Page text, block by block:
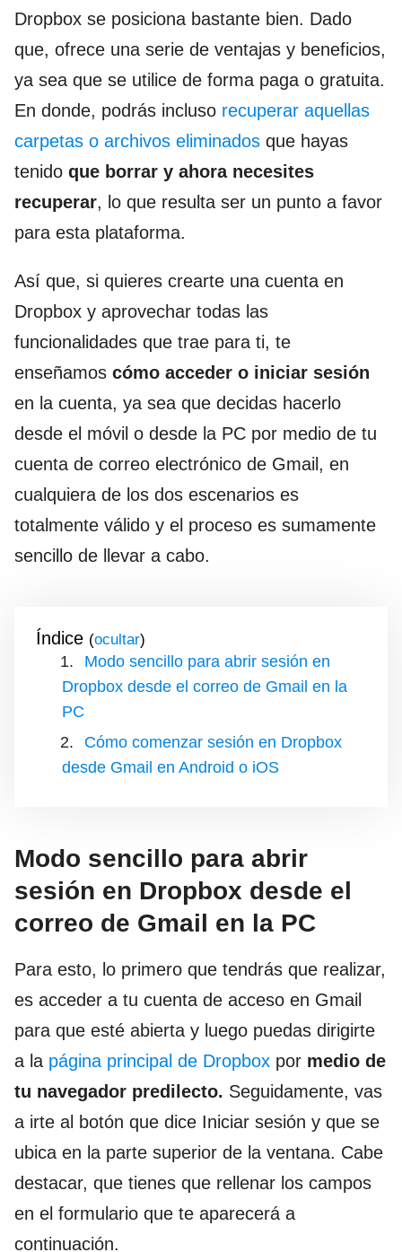
Dropbox se posiciona bastante bien. Dado
que, ofrece una serie de ventajas y beneficios,
ya sea que se utilice de forma paga o gratuita.
En donde, podrás incluso recuperar aquellas
carpetas o archivos eliminados que hayas
tenido que borrar y ahora necesites
recuperar, lo que resulta ser un punto a favor
para esta plataforma.
Así que, si quieres crearte una cuenta en
Dropbox y aprovechar todas las
funcionalidades que trae para ti, te
enseñamos cómo acceder o iniciar sesión
en la cuenta, ya sea que decidas hacerlo
desde el móvil o desde la PC por medio de tu
cuenta de correo electrónico de Gmail, en
cualquiera de los dos escenarios es
totalmente válido y el proceso es sumamente
sencillo de llevar a cabo.
Índice ( )
Modo sencillo para abrir sesión en
Dropbox desde el correo de Gmail en la
PC
Cómo comenzar sesión en Dropbox
desde Gmail en Android o iOS
Modo sencillo para abrir
sesión en Dropbox desde el
correo de Gmail en la PC
Para esto, lo primero que tendrás que realizar,
es acceder a tu cuenta de acceso en Gmail
para que esté abierta y luego puedas dirigirte
a la página principal de Dropbox por medio de
tu navegador predilecto. Seguidamente, vas
a irte al botón que dice Iniciar sesión y que se
ubica en la parte superior de la ventana. Cabe
destacar, que tienes que rellenar los campos
en el formulario que te aparecerá a
continuación.